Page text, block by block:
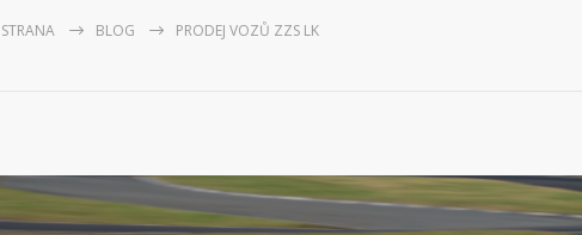
BLOG PRODEJ VOZŮ ZZS LK